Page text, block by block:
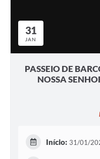
31
JAN
PASSEIO DE
NOSSA
Início: 31/01/